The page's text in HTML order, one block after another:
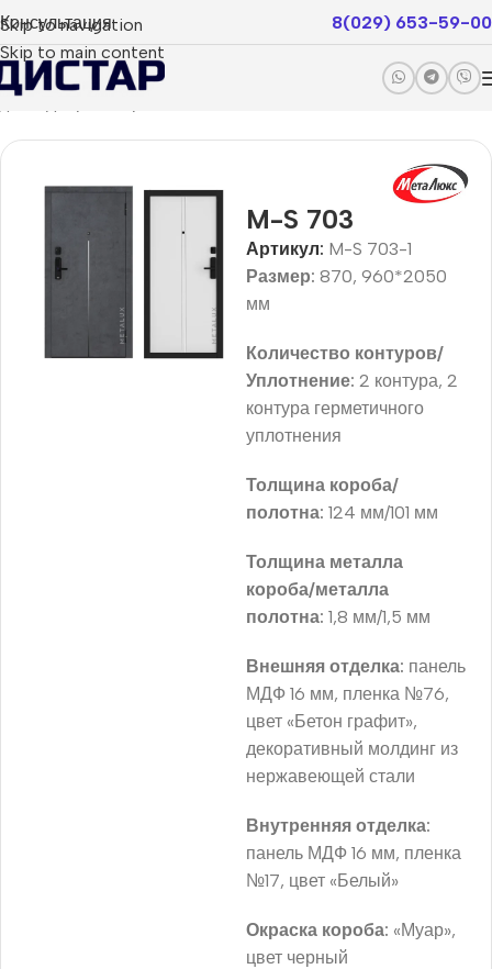
Skip to navigation
Skip to main content
Консультация 8(029) 653-59-00
двери
M-S 703
Артикул: M-S 703-1
Размер: 870, 960*2050
мм
Количество контуров/
Уплотнение: 2 контура, 2
контура герметичного
уплотнения
Толщина короба/
полотна: 124 мм/101 мм
Толщина металла
короба/металла
полотна: 1,8 мм/1,5 мм
Внешняя отделка: панель
МДФ 16 мм, пленка №76,
цвет «Бетон графит»,
декоративный молдинг из
нержавеющей стали
Внутренняя отделка:
панель МДФ 16 мм, пленка
№17, цвет «Белый»
Окраска короба: «Муар»,
цвет черный